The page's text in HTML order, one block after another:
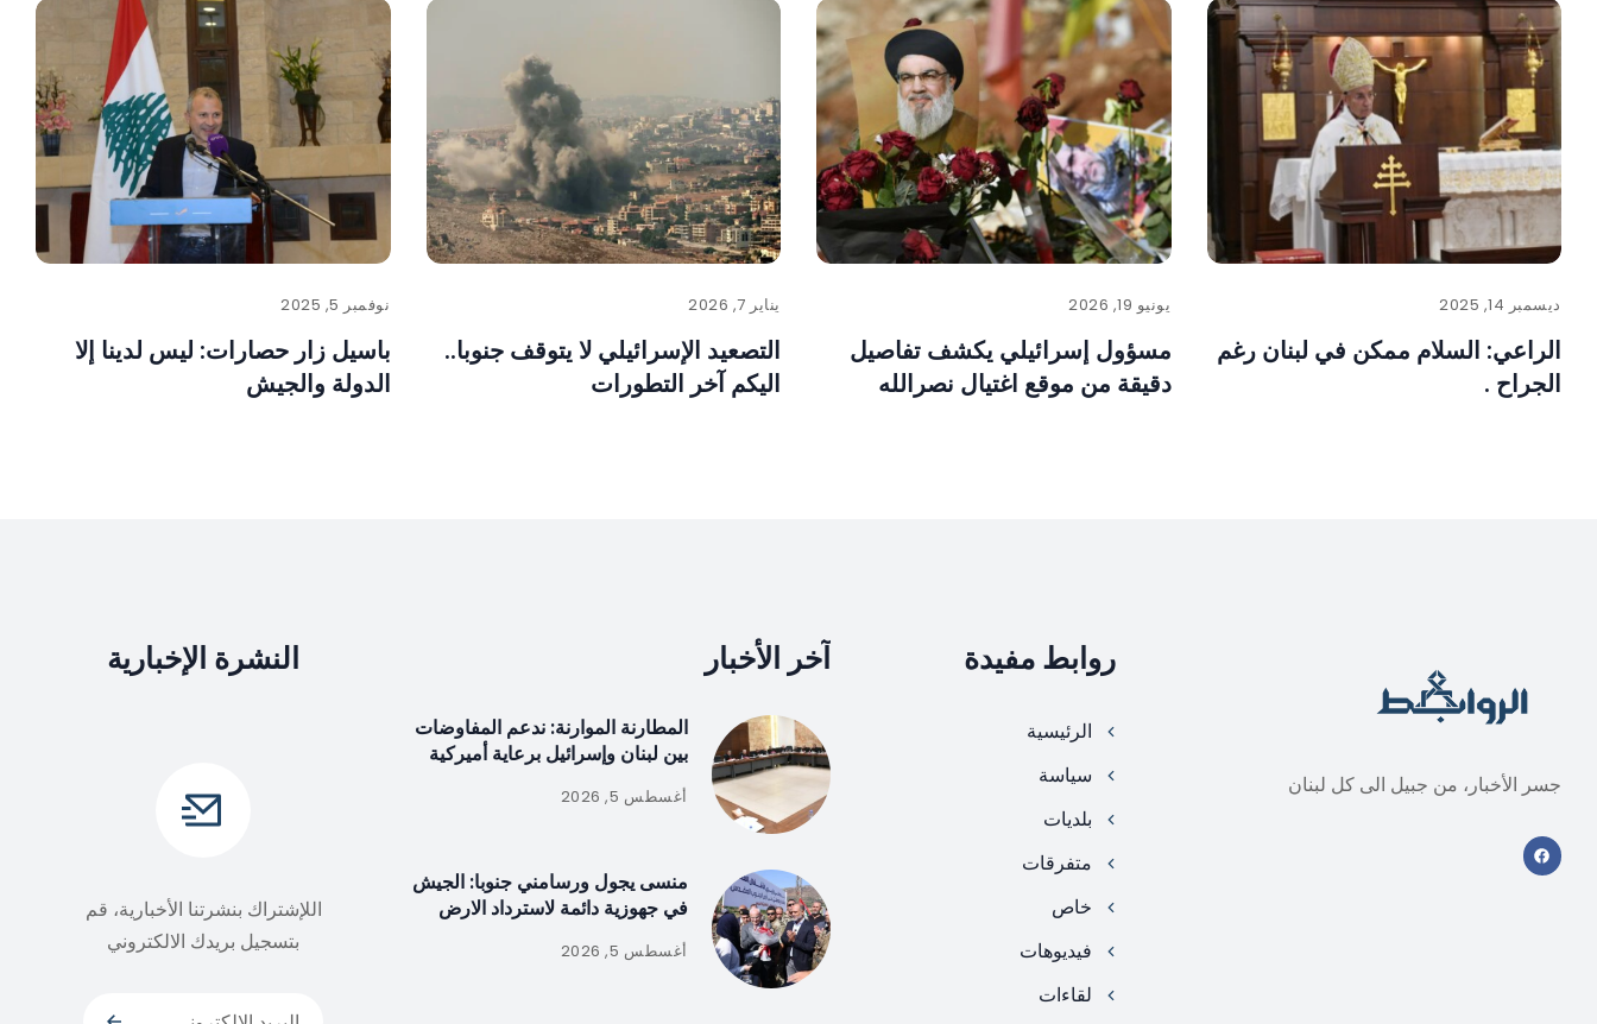
ديسمبر 14, 2025
الراعي: السلام ممكن في لبنان رغم
الجراح .
يونيو 19, 2026
مسؤول إسرائيلي يكشف تفاصيل
دقيقة من موقع اغتيال نصرالله
يناير 7, 2026
التصعيد الإسرائيلي لا يتوقف جنوبا..
اليكم آخر التطورات
نوفمبر 5, 2025
باسيل زار حصارات: ليس لدينا إلا
الدولة والجيش
جسر الأخبار، من جبيل الى كل لبنان
روابط مفيدة
الرئيسية
سياسة
بلديات
متفرقات
خاص
فيديوهات
لقاءات
آخر الأخبار
المطارنة الموارنة: ندعم المفاوضات
بين لبنان وإسرائيل برعاية أميركية
أغسطس 5, 2026
منسى يجول ورسامني جنوبا: الجيش
في جهوزية دائمة لاسترداد الارض
أغسطس 5, 2026
النشرة الإخبارية
اللإشتراك بنشرتنا الأخبارية، قم
بتسجيل بريدك الالكتروني